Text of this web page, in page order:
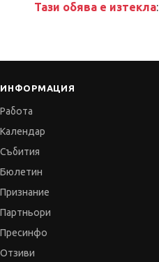
Тази обява е изтекла:
ИНФОРМАЦИЯ
Работа
Календар
Събития
Бюлетин
Признание
Партньори
Пресинфо
Отзиви